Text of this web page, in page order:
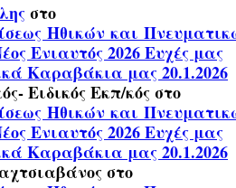
στο
Ηθικών και
Ενιαυτός 2026 Ευχές μας
Καραβάκια μας 20.1.2026
Ειδικός Εκπ/κόςστο
Ηθικών και
Ενιαυτός 2026 Ευχές μας
Καραβάκια μας 20.1.2026
στο